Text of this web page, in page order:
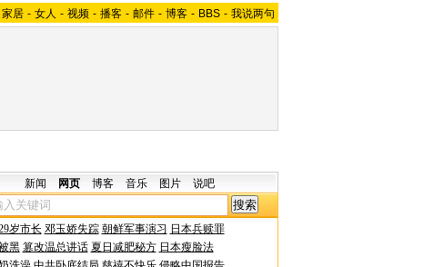
家居 - 女人 - 视频 - 播客 - 邮件 - 博客 - BBS - 我说两句
新闻 网页 博客 音乐 图片 说吧
岁市长 邓玉娇失踪 朝鲜军事演习 日本兵赎罪
黑 篡改温总讲话 夏日减肥秘方 日本瘦脸法